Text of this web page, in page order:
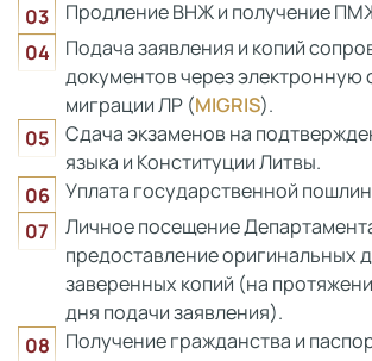
Продление ВНЖ и получение
Подача заявления и копий
документов через электронную
миграции ЛР (MIGRIS).
Сдача экзаменов на
языка и Конституции Литвы.
Уплата государственной
Личное посещение
предоставление оригинальных
заверенных копий (на
дня подачи заявления).
Получение гражданства и